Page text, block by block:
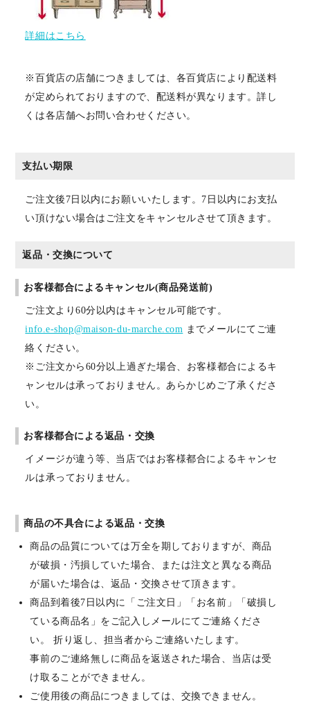
詳細はこちら
※百貨店の店舗につきましては、各百貨店により配送料
が定められておりますので、配送料が異なります。詳し
くは各店舗へお問い合わせください。
支払い期限
ご注文後7日以内にお願いいたします。7日以内にお支払
い頂けない場合はご注文をキャンセルさせて頂きます。
返品・交換について
お客様都合によるキャンセル(商品発送前)
ご注文より60分以内はキャンセル可能です。
info.e-shop@maison-du-marche.com までメールにてご連
絡ください。
※ご注文から60分以上過ぎた場合、お客様都合によるキ
ャンセルは承っておりません。あらかじめご了承くださ
い。
お客様都合による返品・交換
イメージが違う等、当店ではお客様都合によるキャンセ
ルは承っておりません。
商品の不具合による返品・交換
商品の品質については万全を期しておりますが、商品
が破損・汚損していた場合、または注文と異なる商品
が届いた場合は、返品・交換させて頂きます。
商品到着後7日以内に「ご注文日」「お名前」「破損し
ている商品名」をご記入しメールにてご連絡くださ
い。 折り返し、担当者からご連絡いたします。
事前のご連絡無しに商品を返送された場合、当店は受
け取ることができません。
ご使用後の商品につきましては、交換できません。